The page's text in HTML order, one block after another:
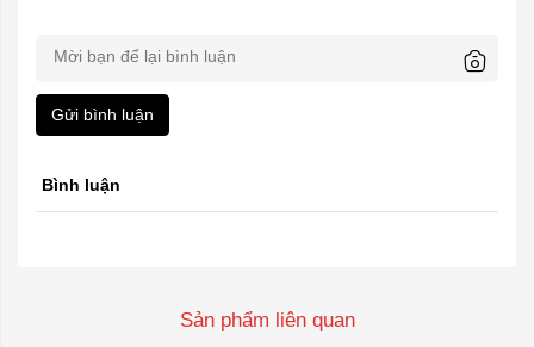
Gửi bình luận
Bình luận
Sản phẩm liên quan